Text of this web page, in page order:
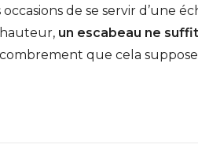
de se servir d’une
un escabeau ne
que cela